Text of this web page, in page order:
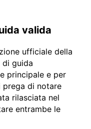
valida
ufficiale della
di guida
principale e per
prega di notare
rilasciata nel
entrambe le